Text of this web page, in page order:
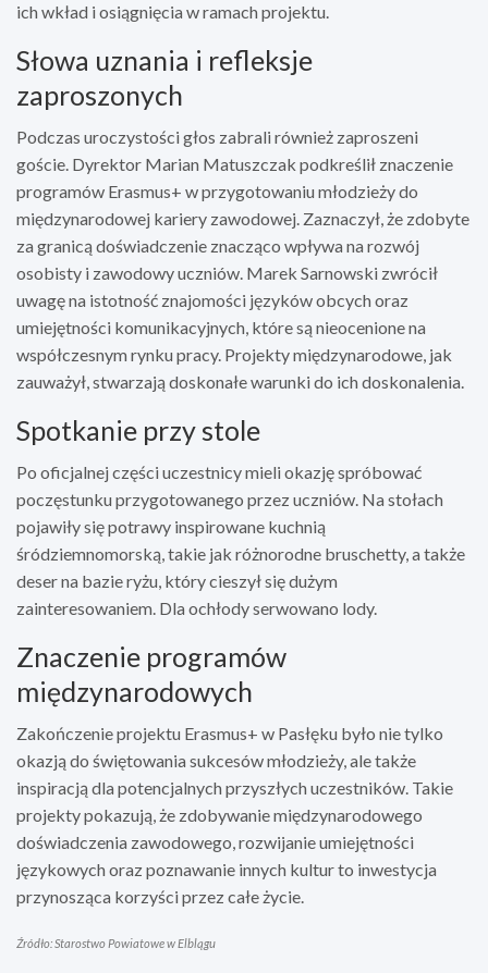
ich wkład i osiągnięcia w ramach projektu.
Słowa uznania i refleksje
zaproszonych
Podczas uroczystości głos zabrali również zaproszeni
goście. Dyrektor Marian Matuszczak podkreślił znaczenie
programów Erasmus+ w przygotowaniu młodzieży do
międzynarodowej kariery zawodowej. Zaznaczył, że zdobyte
za granicą doświadczenie znacząco wpływa na rozwój
osobisty i zawodowy uczniów. Marek Sarnowski zwrócił
uwagę na istotność znajomości języków obcych oraz
umiejętności komunikacyjnych, które są nieocenione na
współczesnym rynku pracy. Projekty międzynarodowe, jak
zauważył, stwarzają doskonałe warunki do ich doskonalenia.
Spotkanie przy stole
Po oficjalnej części uczestnicy mieli okazję spróbować
poczęstunku przygotowanego przez uczniów. Na stołach
pojawiły się potrawy inspirowane kuchnią
śródziemnomorską, takie jak różnorodne bruschetty, a także
deser na bazie ryżu, który cieszył się dużym
zainteresowaniem. Dla ochłody serwowano lody.
Znaczenie programów
międzynarodowych
Zakończenie projektu Erasmus+ w Pasłęku było nie tylko
okazją do świętowania sukcesów młodzieży, ale także
inspiracją dla potencjalnych przyszłych uczestników. Takie
projekty pokazują, że zdobywanie międzynarodowego
doświadczenia zawodowego, rozwijanie umiejętności
językowych oraz poznawanie innych kultur to inwestycja
przynosząca korzyści przez całe życie.
Źródło: Starostwo Powiatowe w Elblągu